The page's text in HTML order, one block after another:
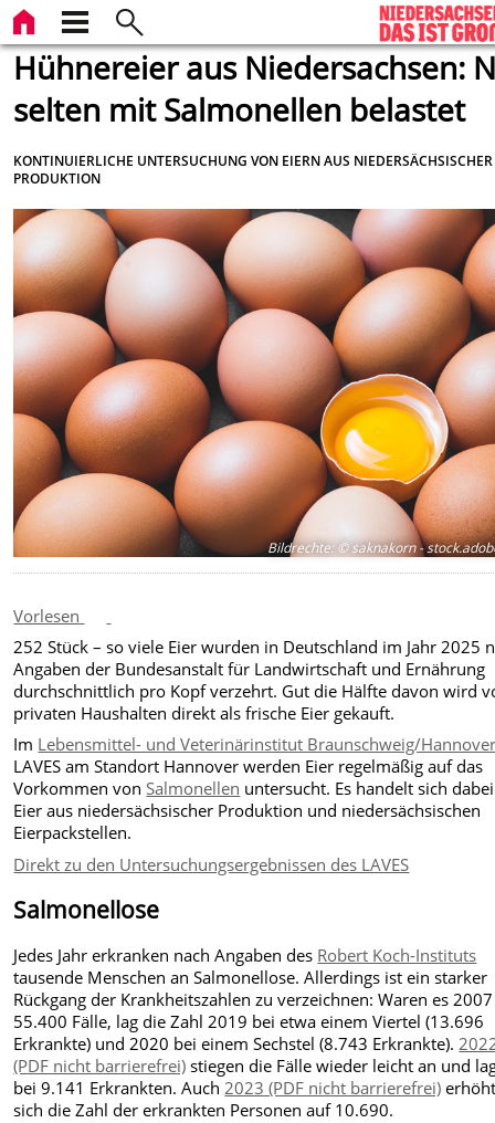
Hühnereier aus Niedersachsen:
selten mit Salmonellen belastet
KONTINUIERLICHE UNTERSUCHUNG VON EIERN AUS NIEDERSÄCHSISCHER
PRODUKTION
Bildrechte:© saknakorn -
Vorlesen
252 Stück – so viele Eier wurden in Deutschland im Jahr 2025
Angaben der Bundesanstalt für Landwirtschaft und Ernährung
durchschnittlich pro Kopf verzehrt. Gut die Hälfte davon wird
privaten Haushalten direkt als frische Eier gekauft.
Im Lebensmittel- und Veterinärinstitut Braunschweig/
LAVES am Standort Hannover werden Eier regelmäßig auf das
Vorkommen vonSalmonellen untersucht. Es handelt sich
Eier aus niedersächsischer Produktion und niedersächsischen
Eierpackstellen.
Direkt zu den Untersuchungsergebnissen des LAVES
Salmonellose
Jedes Jahr erkranken nach Angaben des Robert Koch-Instituts
tausende Menschen an Salmonellose. Allerdings ist ein starker
Rückgang der Krankheitszahlen zu verzeichnen: Waren es
55.400 Fälle, lag die Zahl 2019 bei etwa einem Viertel (13.696
Erkrankte) und 2020 bei einem Sechstel (8.743 Erkrankte).
(PDF nicht barrierefrei) stiegen die Fälle wieder leicht an und
bei 9.141 Erkrankten. Auch2023 (PDF nicht barrierefrei)
sich die Zahl der erkrankten Personen auf 10.690.